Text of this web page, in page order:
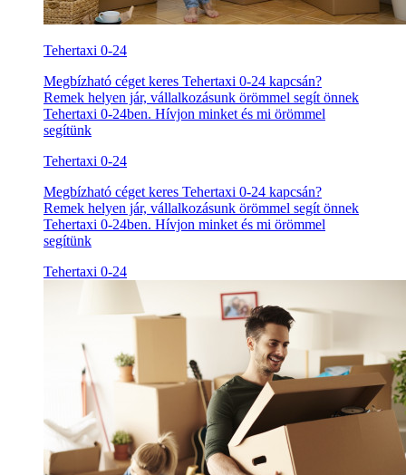
Tehertaxi 0-24
Megbízható céget keres Tehertaxi 0-24 kapcsán?
Remek helyen jár, vállalkozásunk örömmel segít önnek
Tehertaxi 0-24ben. Hívjon minket és mi örömmel
segítünk
Tehertaxi 0-24
Megbízható céget keres Tehertaxi 0-24 kapcsán?
Remek helyen jár, vállalkozásunk örömmel segít önnek
Tehertaxi 0-24ben. Hívjon minket és mi örömmel
segítünk
Tehertaxi 0-24